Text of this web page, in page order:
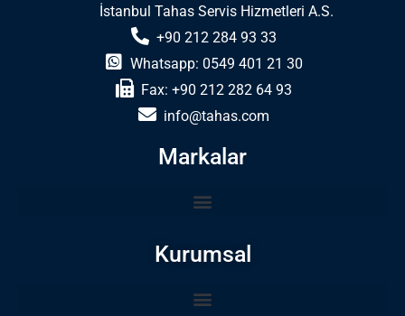
İstanbul Tahas Servis Hizmetleri A.S.
+90 212 284 93 33
Whatsapp: 0549 401 21 30
Fax: +90 212 282 64 93
info@tahas.com
Markalar
Kurumsal